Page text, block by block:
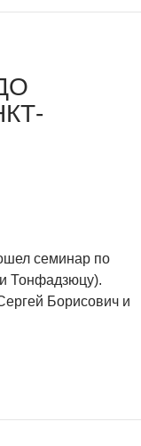
семинар по
Тонфадзюцу).
Борисович и